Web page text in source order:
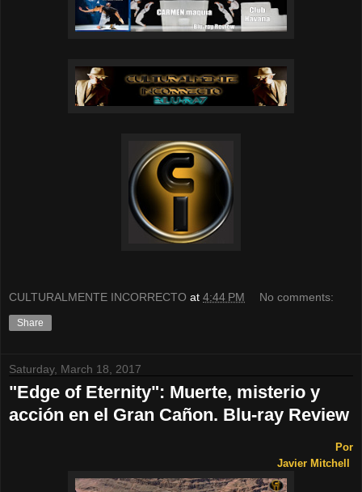
CULTURALMENTE INCORRECTO at 4:44 PM No comments:
Share
Saturday, March 18, 2017
"Edge of Eternity": Muerte, misterio y
acción en el Gran Cañon. Blu-ray Review
Por
Javier Mitchell